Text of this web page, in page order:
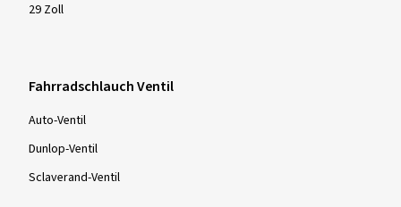
29 Zoll
Fahrradschlauch Ventil
Auto-Ventil
Dunlop-Ventil
Sclaverand-Ventil